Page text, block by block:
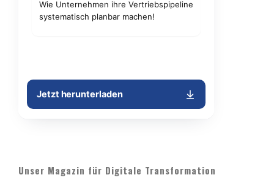
Unser Magazin für Digitale Transformation